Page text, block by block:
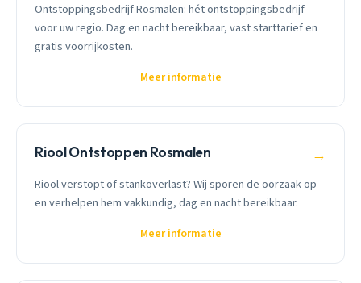
Ontstoppingsbedrijf Rosmalen: hét ontstoppingsbedrijf
voor uw regio. Dag en nacht bereikbaar, vast starttarief en
gratis voorrijkosten.
Meer informatie
Riool Ontstoppen Rosmalen →
Riool verstopt of stankoverlast? Wij sporen de oorzaak op
en verhelpen hem vakkundig, dag en nacht bereikbaar.
Meer informatie